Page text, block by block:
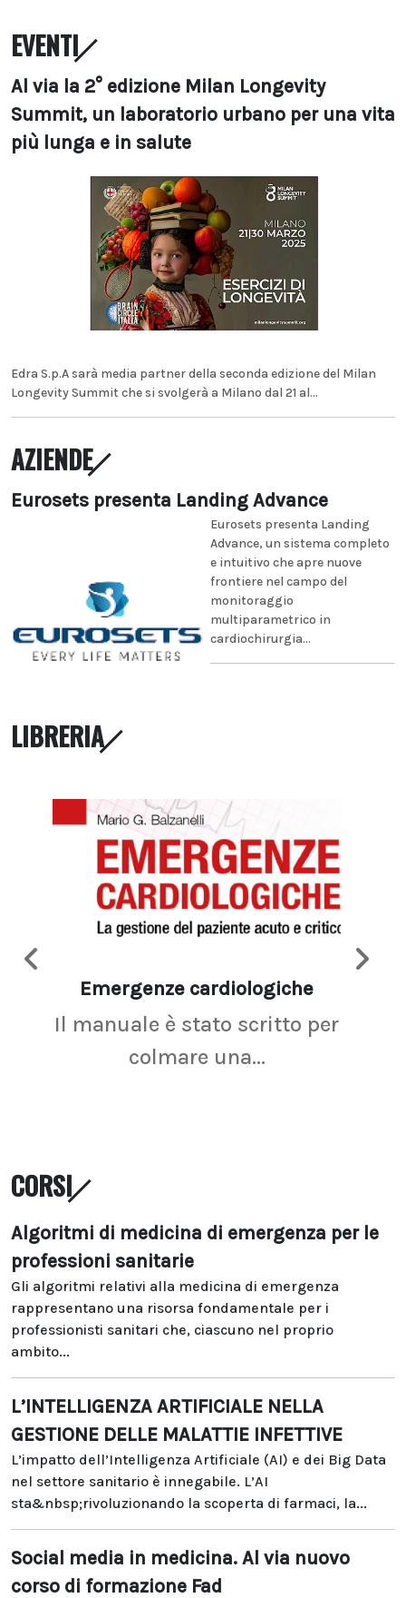
EVENTI
Al via la 2° edizione Milan Longevity
Summit, un laboratorio urbano per una vita
più lunga e in salute
Edra S.p.A sarà media partner della seconda edizione del Milan
Longevity Summit che si svolgerà a Milano dal 21 al...
AZIENDE
Eurosets presenta Landing Advance
Eurosets presenta Landing
Advance, un sistema completo
e intuitivo che apre nuove
frontiere nel campo del
monitoraggio
multiparametrico in
cardiochirurgia...
LIBRERIA
Emergenze cardiologiche
Il manuale è stato scritto per
colmare una...
CORSI
Algoritmi di medicina di emergenza per le
professioni sanitarie
Gli algoritmi relativi alla medicina di emergenza
rappresentano una risorsa fondamentale per i
professionisti sanitari che, ciascuno nel proprio
ambito...
L’INTELLIGENZA ARTIFICIALE NELLA
GESTIONE DELLE MALATTIE INFETTIVE
L’impatto dell’Intelligenza Artificiale (AI) e dei Big Data
nel settore sanitario è innegabile. L’AI
sta&nbsp;rivoluzionando la scoperta di farmaci, la...
Social media in medicina. Al via nuovo
corso di formazione Fad